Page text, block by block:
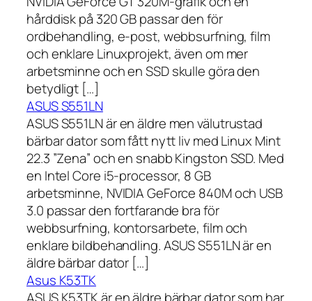
hårddisk på 320 GB passar den för
ordbehandling, e-post, webbsurfning, film
och enklare Linuxprojekt, även om mer
arbetsminne och en SSD skulle göra den
betydligt […]
ASUS S551LN
ASUS S551LN är en äldre men välutrustad
bärbar dator som fått nytt liv med Linux Mint
22.3 ”Zena” och en snabb Kingston SSD. Med
en Intel Core i5-processor, 8 GB
arbetsminne, NVIDIA GeForce 840M och USB
3.0 passar den fortfarande bra för
webbsurfning, kontorsarbete, film och
enklare bildbehandling. ASUS S551LN är en
äldre bärbar dator […]
Asus K53TK
ASUS K53TK är en äldre bärbar dator som har